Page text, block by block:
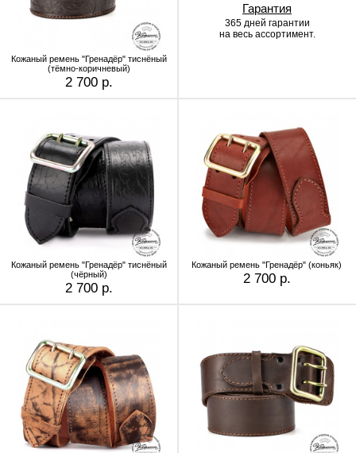
Кожаный ремень "Гренадёр" тиснёный
(тёмно-коричневый)
2 700 р.
Гарантия
365 дней гарантии
на весь ассортимент.
Кожаный ремень "Гренадёр" тиснёный
(чёрный)
2 700 р.
Кожаный ремень "Гренадёр" (коньяк)
2 700 р.